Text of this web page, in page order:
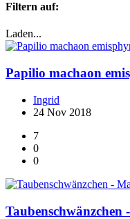
Filtern auf:
Laden...
Papilio machaon
Ingrid
24 Nov 2018
7
0
0
Taubenschwänzchen